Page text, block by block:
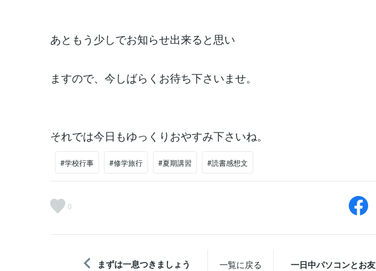
あともう少しでお知らせ出来ると思い
ますので、今しばらくお待ち下さいませ。
それでは今日もゆっくりおやすみ下さいね。
#学校行事 #修学旅行 #夏期講習 #読書感想文
0
まずは一息つきましょう 一覧に戻る 一日中パソコンとお